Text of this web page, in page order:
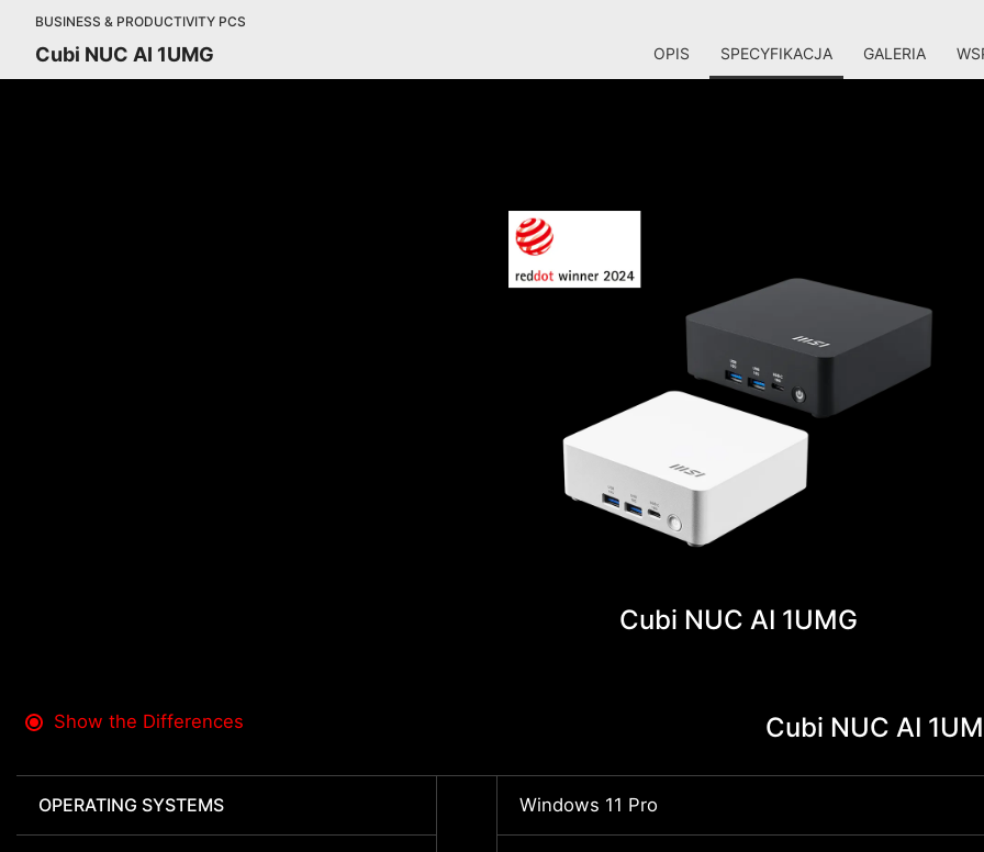
BUSINESS & PRODUCTIVITY PCS
Cubi NUC AI 1UMG OPIS SPECYFIKACJA GALERIA
Cubi NUC AI 1UMG
Show the Differences Cubi NUC AI
OPERATING SYSTEMS Windows 11 Pro